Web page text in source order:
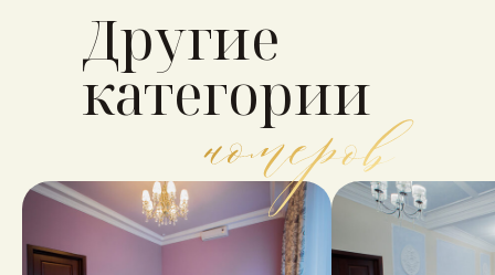
Другие
категории